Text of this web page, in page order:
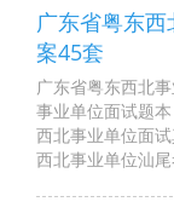
广东省粤东
案45套
广东省粤东西北
事业单位面试题
西北事业单位面
西北事业单位汕